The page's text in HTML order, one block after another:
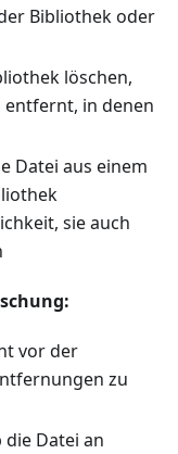
Bibliothek oder
löschen,
entfernt, in denen
Datei aus einem
sie auch
vor der
zu
Datei an